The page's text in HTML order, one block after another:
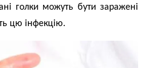
голки можуть бути заражені
цю інфекцію.